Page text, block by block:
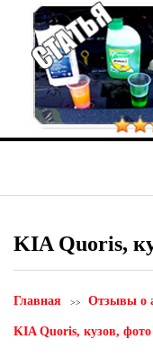
KIA Quoris,
Главная Отзывы о
KIA Quoris, кузов, фото